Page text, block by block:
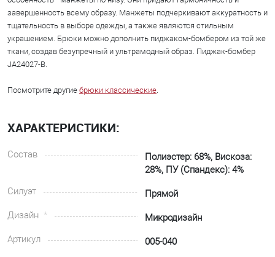
завершенность всему образу. Манжеты подчеркивают аккуратность и
тщательность в выборе одежды, а также являются стильным
украшением. Брюки можно дополнить пиджаком-бомбером из той же
ткани, создав безупречный и ультрамодный образ. Пиджак-бомбер
JA24027-B.
Посмотрите другие брюки классические.
ХАРАКТЕРИСТИКИ:
Состав
Полиэстер: 68%, Вискоза:
28%, ПУ (Спандекс): 4%
Силуэт
Прямой
Дизайн
Микродизайн
Артикул
005-040